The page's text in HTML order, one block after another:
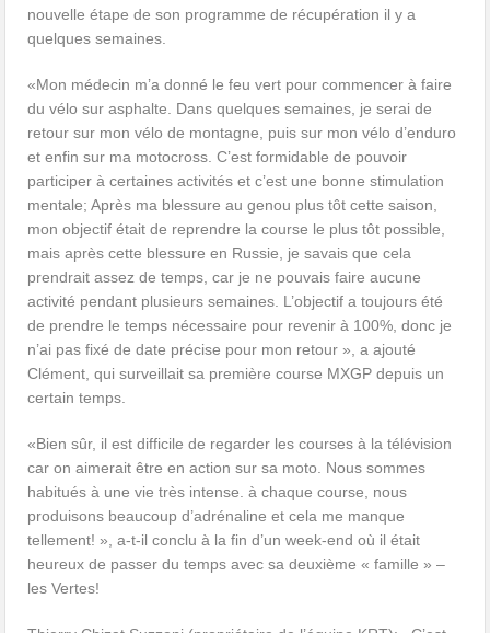
nouvelle étape de son programme de récupération il y a
quelques semaines.
«Mon médecin m’a donné le feu vert pour commencer à faire
du vélo sur asphalte. Dans quelques semaines, je serai de
retour sur mon vélo de montagne, puis sur mon vélo d’enduro
et enfin sur ma motocross. C’est formidable de pouvoir
participer à certaines activités et c’est une bonne stimulation
mentale; Après ma blessure au genou plus tôt cette saison,
mon objectif était de reprendre la course le plus tôt possible,
mais après cette blessure en Russie, je savais que cela
prendrait assez de temps, car je ne pouvais faire aucune
activité pendant plusieurs semaines. L’objectif a toujours été
de prendre le temps nécessaire pour revenir à 100%, donc je
n’ai pas fixé de date précise pour mon retour », a ajouté
Clément, qui surveillait sa première course MXGP depuis un
certain temps.
«Bien sûr, il est difficile de regarder les courses à la télévision
car on aimerait être en action sur sa moto. Nous sommes
habitués à une vie très intense. à chaque course, nous
produisons beaucoup d’adrénaline et cela me manque
tellement! », a-t-il conclu à la fin d’un week-end où il était
heureux de passer du temps avec sa deuxième « famille » –
les Vertes!